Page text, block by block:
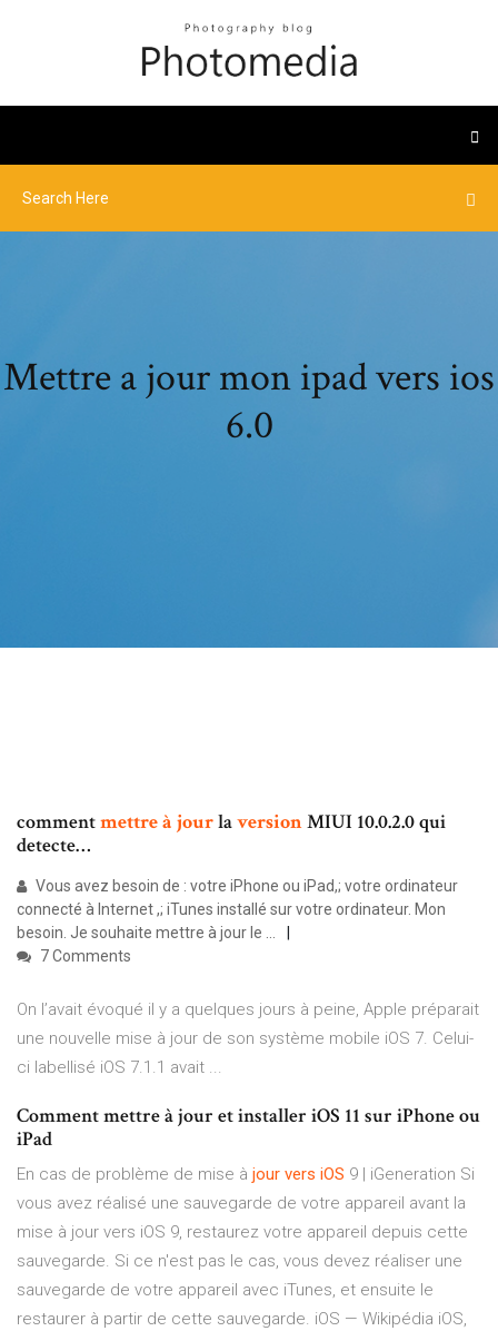
Mettre a jour mon ipad vers ios
6.0
commentmettreà jourlaversionMIUI 10.0.2.0 qui
detecte…
Vous avez besoin de : votre iPhone ou iPad,; votre ordinateur
connecté à Internet ,; iTunes installé sur votre ordinateur. Mon
besoin. Je souhaite mettre à jour le ...
7 Comments
On l’avait évoqué il y a quelques jours à peine, Apple préparait
une nouvelle mise à jour de son système mobile iOS 7. Celui-
ci labellisé iOS 7.1.1 avait ...
Comment mettre à jour et installer iOS 11 sur iPhone ou
iPad
En cas de problème de mise à jour vers iOS 9 | iGeneration Si
vous avez réalisé une sauvegarde de votre appareil avant la
mise à jour vers iOS 9, restaurez votre appareil depuis cette
sauvegarde. Si ce n'est pas le cas, vous devez réaliser une
sauvegarde de votre appareil avec iTunes, et ensuite le
restaurer à partir de cette sauvegarde. iOS — Wikipédia iOS,